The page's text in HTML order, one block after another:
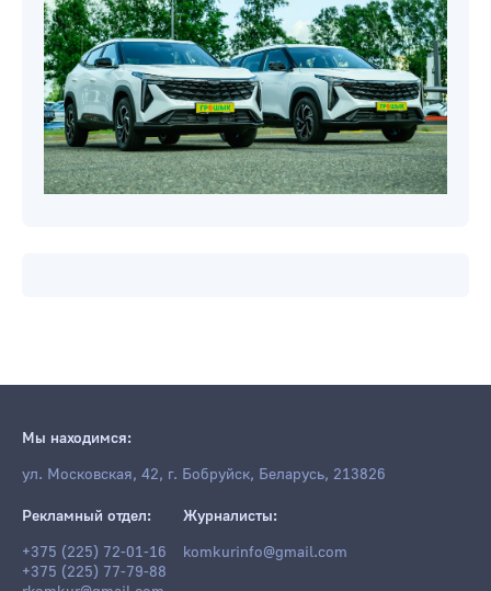
Мы находимся:
ул. Московская, 42, г. Бобруйск, Беларусь, 213826
Рекламный отдел:
+375 (225) 72-01-16
+375 (225) 77-79-88
Журналисты:
komkurinfo@gmail.com